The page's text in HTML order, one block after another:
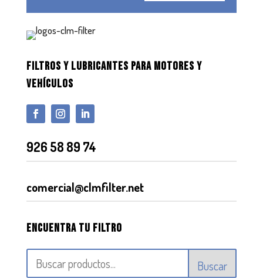
FILTROS Y LUBRICANTES PARA MOTORES Y
VEHÍCULOS
926 58 89 74
comercial@clmfilter.net
Encuentra tu filtro
Buscar